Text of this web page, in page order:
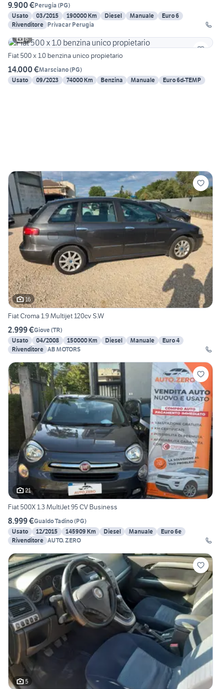
9.900 €Perugia (PG)
Usato
03/2015 190000 Km Diesel Manuale
Euro 6
Rivenditore Privacar Perugia
6
Fiat 500 x 1.0 benzina unico propietario
14.000 €Marsciano(PG)
Usato
09/2023 74000 Km Benzina Manuale Euro 6d-TEMP
16
Fiat Croma 1.9 Multijet 120cv S.W
2.999 €Giove(TR)
Usato
04/2008 150000 Km Diesel Manuale
Euro 4
Rivenditore AB MOTORS
21
Fiat 500X 1.3 MultiJet 95 CV Business
8.999 €Gualdo Tadino(PG)
Usato
12/2015 145909 Km Diesel Manuale
Euro 6e
Rivenditore AUTO. ZERO
5